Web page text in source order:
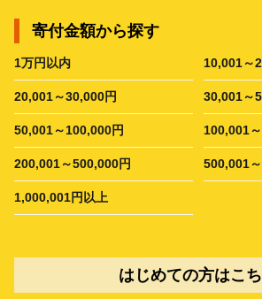
寄付金額から探す
1万円以内 10,001～
20,001～30,000円 30,001～
50,001～100,000円 100,001
200,001～500,000円 500,001
1,000,001円以上
はじめての方はこ